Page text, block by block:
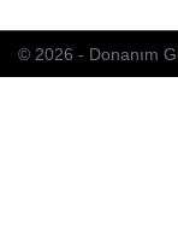
© 2026 - Donanım